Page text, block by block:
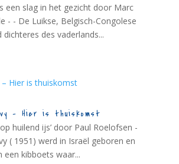
een slag in het gezicht door Marc
- - De Luikse, Belgisch-Congolese
des vaderlands...
– Hier is thuiskomst
huilend ijs’ door Paul Roelofsen -
( 1951) werd in Israël geboren en
een kibboets waar...